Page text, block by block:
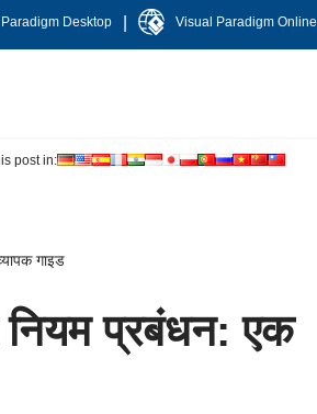
Desktop Visual Paradigm Online
post in:
गाइड
नियम प्रबंधन: एक